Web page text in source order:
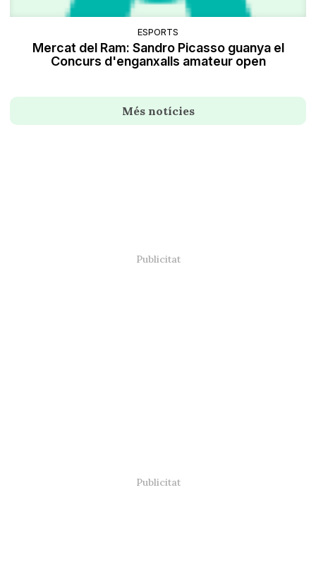
ESPORTS
Mercat del Ram: Sandro Picasso guanya el
Concurs d'enganxalls amateur open
Més notícies